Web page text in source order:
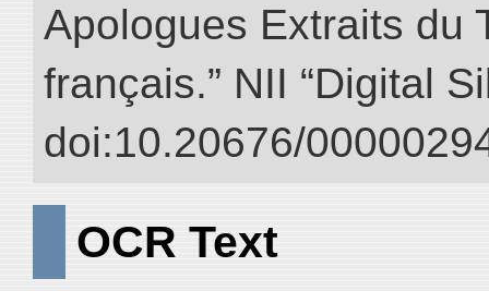
Apologues Extraits du
français.” NII “Digital
doi:10.20676/
OCR Text